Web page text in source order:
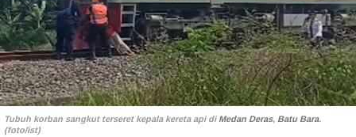
Tubuh korban sangkut terseret kepala kereta api di Medan Deras, Batu Bara.
(foto/ist)